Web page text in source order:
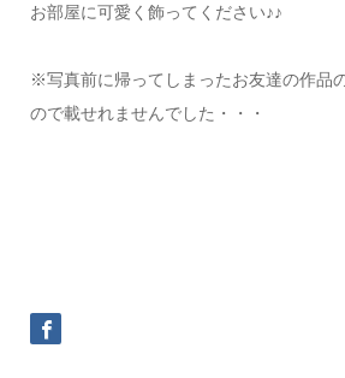
お部屋に可愛く飾ってください♪♪
※写真前に帰ってしまったお友達の作品
ので載せれませんでした・・・